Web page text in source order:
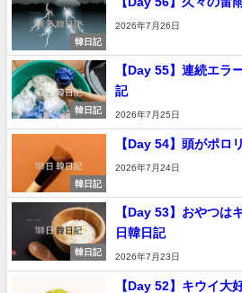
韓日記
2026年7月26日
韓日記
【Day 55】連続エラ
記
2026年7月25日
韓日記
【Day 54】頭がポロ
2026年7月24日
韓日記
【Day 53】おやつは
日韓日記
2026年7月23日
【Day 52】キウイ大